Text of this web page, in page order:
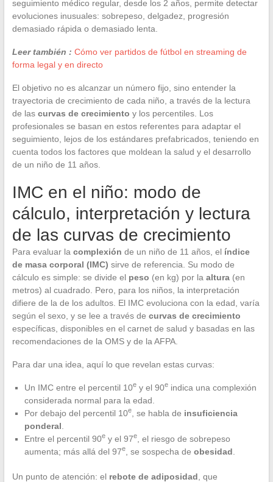
seguimiento médico regular, desde los 2 años, permite detectar
evoluciones inusuales: sobrepeso, delgadez, progresión
demasiado rápida o demasiado lenta.
Leer también : Cómo ver partidos de fútbol en streaming de
forma legal y en directo
El objetivo no es alcanzar un número fijo, sino entender la
trayectoria de crecimiento de cada niño, a través de la lectura
de las curvas de crecimiento y los percentiles. Los
profesionales se basan en estos referentes para adaptar el
seguimiento, lejos de los estándares prefabricados, teniendo en
cuenta todos los factores que moldean la salud y el desarrollo
de un niño de 11 años.
IMC en el niño: modo de
cálculo, interpretación y lectura
de las curvas de crecimiento
Para evaluar la complexión de un niño de 11 años, el índice
de masa corporal (IMC) sirve de referencia. Su modo de
cálculo es simple: se divide el peso (en kg) por la altura(en
metros) al cuadrado. Pero, para los niños, la interpretación
difiere de la de los adultos. El IMC evoluciona con la edad, varía
según el sexo, y se lee a través de curvas de crecimiento
específicas, disponibles en el carnet de salud y basadas en las
recomendaciones de la OMS y de la AFPA.
Para dar una idea, aquí lo que revelan estas curvas:
Un IMC entre el percentil 10ey el 90eindica una complexión
considerada normal para la edad.
Por debajo del percentil 10e, se habla de insuficiencia
ponderal
Entre el percentil 90ey el 97e, el riesgo de sobrepeso
aumenta; más allá del 97e, se sospecha de obesidad
Un punto de atención: el rebote de adiposidad , que